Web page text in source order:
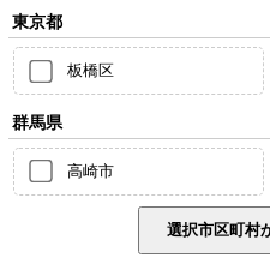
東京都
板橋区
群馬県
高崎市